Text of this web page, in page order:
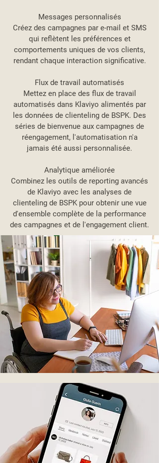
Messages personnalisés
Créez des campagnes par e-mail et SMS
qui reflètent les préférences et
comportements uniques de vos clients,
rendant chaque interaction significative.
Flux de travail automatisés
Mettez en place des flux de travail
automatisés dans Klaviyo alimentés par
les données de clienteling de BSPK. Des
séries de bienvenue aux campagnes de
réengagement, l'automatisation n'a
jamais été aussi personnalisée.
Analytique améliorée
Combinez les outils de reporting avancés
de Klaviyo avec les analyses de
clienteling de BSPK pour obtenir une vue
d'ensemble complète de la performance
des campagnes et de l'engagement client.